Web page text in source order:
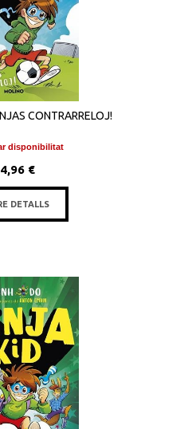
CONTRARRELOJ!
disponibilitat
€
DETALLS